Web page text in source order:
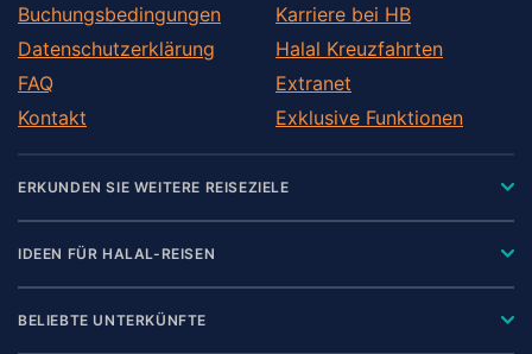
Buchungsbedingungen
Datenschutzerklärung
FAQ
Kontakt
Karriere bei HB
Halal Kreuzfahrten
Extranet
Exklusive Funktionen
ERKUNDEN SIE WEITERE REISEZIELE
IDEEN FÜR HALAL-REISEN
BELIEBTE UNTERKÜNFTE